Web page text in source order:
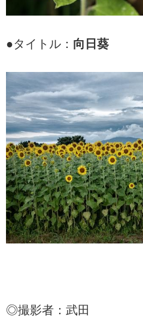
●タイトル： 向日葵
◎撮影者：武田